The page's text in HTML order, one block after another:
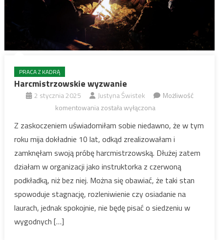
PRACA Z KADRĄ
Harcmistrzowskie wyzwanie
2 stycznia 2025 Justyna Świstek
Możliwość
komentowaniaHarcmistrzowskie
została wyłączona
Z zaskoczeniem uświadomiłam sobie niedawno, że w tym
roku mija dokładnie 10 lat, odkąd zrealizowałam i
zamknęłam swoją próbę harcmistrzowską. Dłużej zatem
działam w organizacji jako instruktorka z czerwoną
podkładką, niż bez niej. Można się obawiać, że taki stan
spowoduje stagnację, rozleniwienie czy osiadanie na
laurach, jednak spokojnie, nie będę pisać o siedzeniu w
wygodnych […]